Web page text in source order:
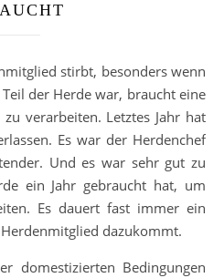
der Herde war, braucht eine
verarbeiten. Letztes Jahr hat
Es war der Herdenchef
Und es war sehr gut zu
ein Jahr gebraucht hat, um
Es dauert fast immer ein
dazukommt.
domestizierten Bedingungen